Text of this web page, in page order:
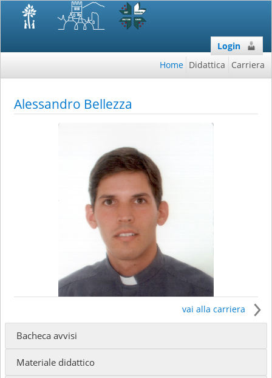
Login
Home Didattica Carriera
Alessandro Bellezza
SCUOLA DIOCESANA DI FORMAZIONE TEOLOGICA -
vai alla carriera
Bacheca avvisi
Materiale didattico